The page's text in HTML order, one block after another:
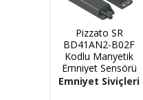
Pizzato SR
BD41AN2-B02F
Kodlu Manyetik
Emniyet Sensörü
Emniyet Siviçleri